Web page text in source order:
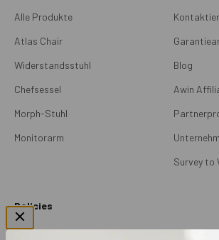
Alle Produkte
Atlas Chair
Widerstandsstuhl
Chefsessel
Morph-Stuhl
Monitorarm
Blog
Awin
Survey to
Policies
Versandrichtlinien